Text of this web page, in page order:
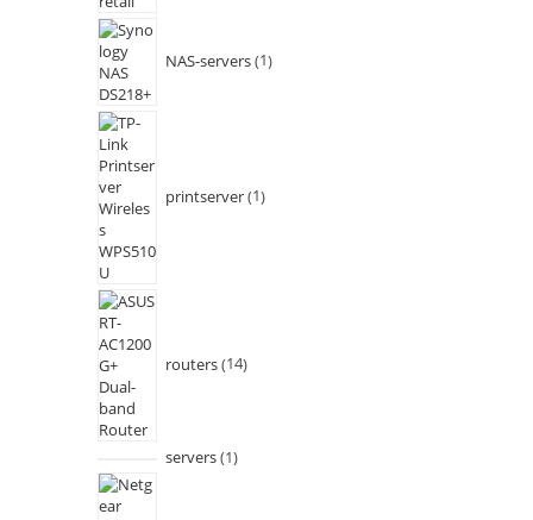
NAS-servers 1
printserver 1
routers 14
servers 1